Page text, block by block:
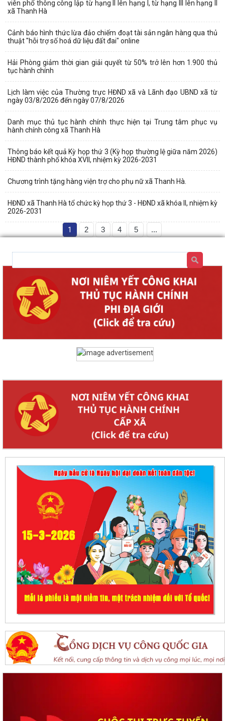
viên phổ thông công lập từ hạng II lên hạng I, từ hạng III lên hạng II
xã Thanh Hà
Cảnh báo hình thức lừa đảo chiếm đoạt tài sản ngân hàng qua thủ
thuật "hỗi trợ số hoá dữ liệu đất đai" online
Hải Phòng giảm thời gian giải quyết từ 50% trở lên hơn 1.900 thủ
tục hành chính
Lịch làm việc của Thường trực HĐND xã và Lãnh đạo UBND xã từ
ngày 03/8/2026 đến ngày 07/8/2026
Danh mục thủ tục hành chính thực hiện tại Trung tâm phục vụ
hành chính công xã Thanh Hà
Thông báo kết quả Kỳ họp thứ 3 (Kỳ họp thường lệ giữa năm 2026)
HĐND thành phố khóa XVII, nhiệm kỳ 2026-2031
Chương trình tặng hàng viện trợ cho phụ nữ xã Thanh Hà.
HĐND xã Thanh Hà tổ chức kỳ họp thứ 3 - HĐND xã khóa II, nhiệm kỳ
2026-2031
1 2 3 4 5 ...